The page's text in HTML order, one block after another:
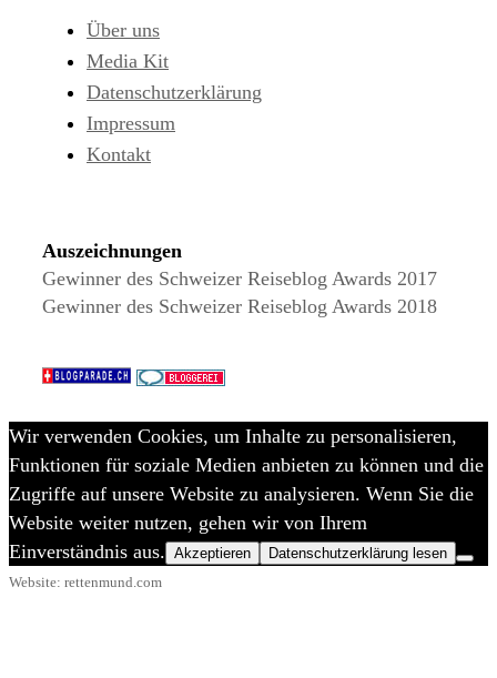
Über uns
Media Kit
Datenschutzerklärung
Impressum
Kontakt
Auszeichnungen
Gewinner des Schweizer Reiseblog Awards 2017
Gewinner des Schweizer Reiseblog Awards 2018
Website: rettenmund.com
Wir verwenden Cookies, um Inhalte zu personalisieren,
Funktionen für soziale Medien anbieten zu können und die
Zugriffe auf unsere Website zu analysieren. Wenn Sie die
Website weiter nutzen, gehen wir von Ihrem
Einverständnis aus. Akzeptieren Datenschutzerklärung lesen